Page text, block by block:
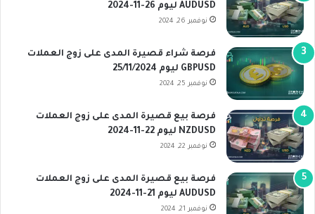
AUDUSD ليوم 26-11-2024
نوفمبر 26, 2024
فرصة شراء قصيرة المدى على زوج العملات
GBPUSD ليوم 25/11/2024
نوفمبر 25, 2024
فرصة بيع قصيرة المدى على زوج العملات
NZDUSD ليوم 22-11-2024
نوفمبر 22, 2024
فرصة بيع قصيرة المدى على زوج العملات
AUDUSD ليوم 21-11-2024
نوفمبر 21, 2024